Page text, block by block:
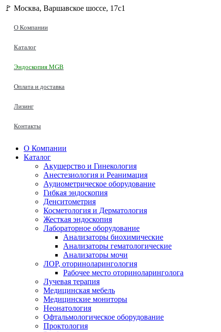
🚩 Москва, Варшавское шоссе, 17с1
О Компании
Каталог
Эндоскопия MGB
Оплата и доставка
Лизинг
Контакты
О Компании
Каталог
Акушерство и Гинекология
Анестезиология и Реанимация
Аудиометрическое оборудование
Гибкая эндоскопия
Денситометрия
Косметология и Дерматология
Жесткая эндоскопия
Лабораторное оборудование
Анализаторы биохимические
Анализаторы гематологические
Анализаторы мочи
ЛОР, оториноларингология
Рабочее место оториноларинголога
Лучевая терапия
Медицинская мебель
Медицинские мониторы
Неонатология
Офтальмологическое оборудование
Проктология